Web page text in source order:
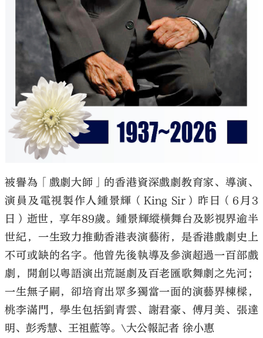
被譽為「戲劇大師」的香港資深戲劇教育家、導演、
演員及電視製作人鍾景輝（King Sir）昨日（6月3
日）逝世，享年89歲。鍾景輝縱橫舞台及影視界逾半
世紀，一生致力推動香港表演藝術，是香港戲劇史上
不可或缺的名字。他曾先後執導及參演超過一百部戲
劇，開創以粵語演出荒誕劇及百老匯歌舞劇之先河；
一生無子嗣，卻培育出眾多獨當一面的演藝界棟樑，
桃李滿門，學生包括劉青雲、謝君豪、傅月美、張達
明、彭秀慧、王祖藍等。\大公報記者 徐小惠